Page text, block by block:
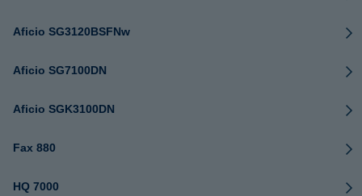
Aficio SG3120BSFNw
Aficio SG7100DN
Aficio SGK3100DN
Fax 880
HQ 7000